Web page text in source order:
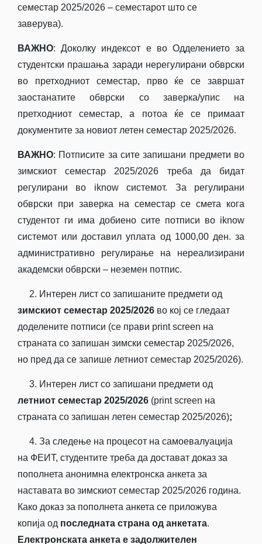
семестар 2025/2026 – семестарот што се
заверува).
ВАЖНО: Доколку индексот е во Одделението за
студентски прашања заради нерегулирани обврски
во претходниот семестар, прво ќе се завршат
заостанатите обврски со заверка/упис на
претходниот семестар, а потоа ќе се примаат
документите за новиот летен семестар 2025/2026.
ВАЖНО: Потписите за сите запишани предмети во
зимскиот семестар 2025/2026 треба да бидат
регулирани во iknow системот. За регулирани
обврски при заверка на семестар се смета кога
студентот ги има добиено сите потписи во iknow
системот или доставил уплата од 1000,00 ден. за
административно регулирање на нереализирани
академски обврски – неземен потпис.
2. Интерен лист со запишаните предмети од
зимскиот семестар 2025/2026 во кој се гледаат
доделените потписи (се прави print screen на
страната со запишан зимски семестар 2025/2026,
но пред да се запише летниот семестар 2025/2026).
3. Интерен лист со запишани предмети од
летниот семестар 2025/2026 (print screen на
страната со запишан летен семестар 2025/2026);
4. За следење на процесот на самоевалуација
на ФЕИТ, студентите треба да достават доказ за
пополнета анонимна електронска анкета за
наставата во зимскиот семестар 2025/2026 година.
Како доказ за пополнета анкета се приложува
копија од последната страна од анкетата.
Електронската анкета е задолжителен